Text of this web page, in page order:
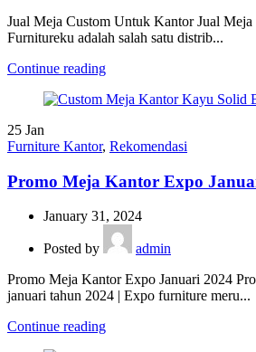
Jual Meja Custom Untuk Kantor Jual
Furnitureku adalah salah satu distrib...
Continue reading
25 Jan
Furniture Kantor, Rekomendasi
Promo Meja Kantor Expo
January 31, 2024
Posted by
admin
Promo Meja Kantor Expo Januari 2024
januari tahun 2024 | Expo furniture meru...
Continue reading